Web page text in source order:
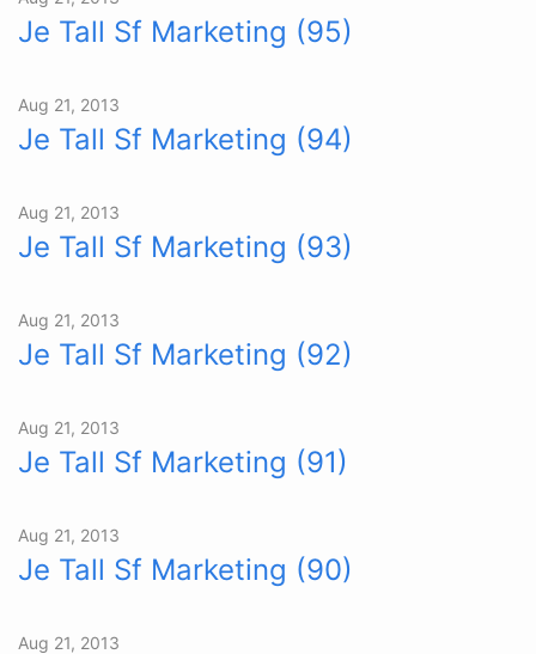
Je Tall Sf Marketing (95)
Aug 21, 2013
Je Tall Sf Marketing (94)
Aug 21, 2013
Je Tall Sf Marketing (93)
Aug 21, 2013
Je Tall Sf Marketing (92)
Aug 21, 2013
Je Tall Sf Marketing (91)
Aug 21, 2013
Je Tall Sf Marketing (90)
Aug 21, 2013